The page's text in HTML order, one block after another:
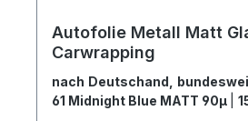
Autofolie Metall Matt
Carwrapping
nach Deutschand,
61 Midnight Blue MATT 90µ